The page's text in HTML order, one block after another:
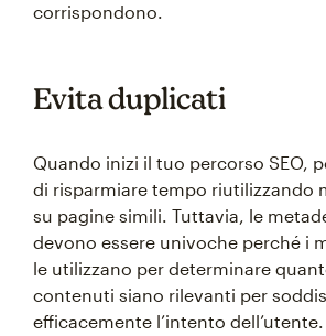
corrispondono.
Evita duplicati
Quando inizi il tuo percorso SEO,
di risparmiare tempo riutilizzando
su pagine simili. Tuttavia, le
devono essere univoche perché i
le utilizzano per determinare
contenuti siano rilevanti per
efficacemente l’intento